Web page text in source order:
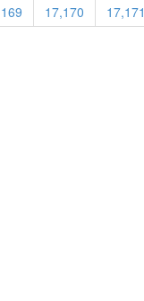
17,170 17,171